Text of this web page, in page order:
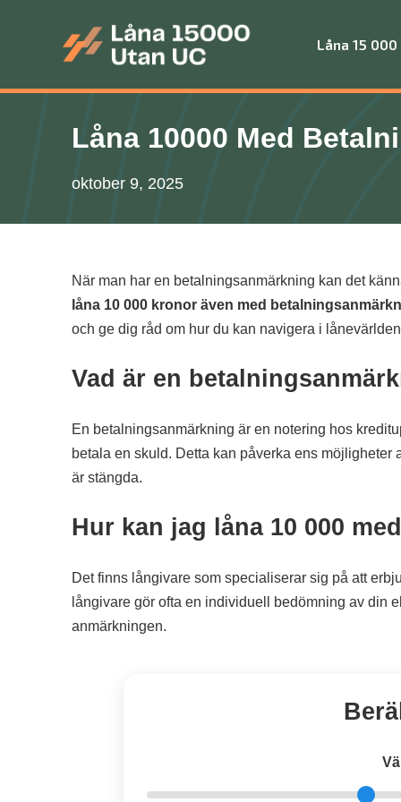
Låna 15 000 utan UC
Låna 15 000
Låna 10000 Med
oktober 9, 2025
När man har en betalningsanmärkning kan det
låna 10 000 kronor även med
och ge dig råd om hur du kan navigera i
Vad är en
En betalningsanmärkning är en notering hos
betala en skuld. Detta kan påverka ens möjligheter
är stängda.
Hur kan jag låna 10 000
Det finns långivare som specialiserar sig på att
långivare gör ofta en individuell bedömning av din
anmärkningen.